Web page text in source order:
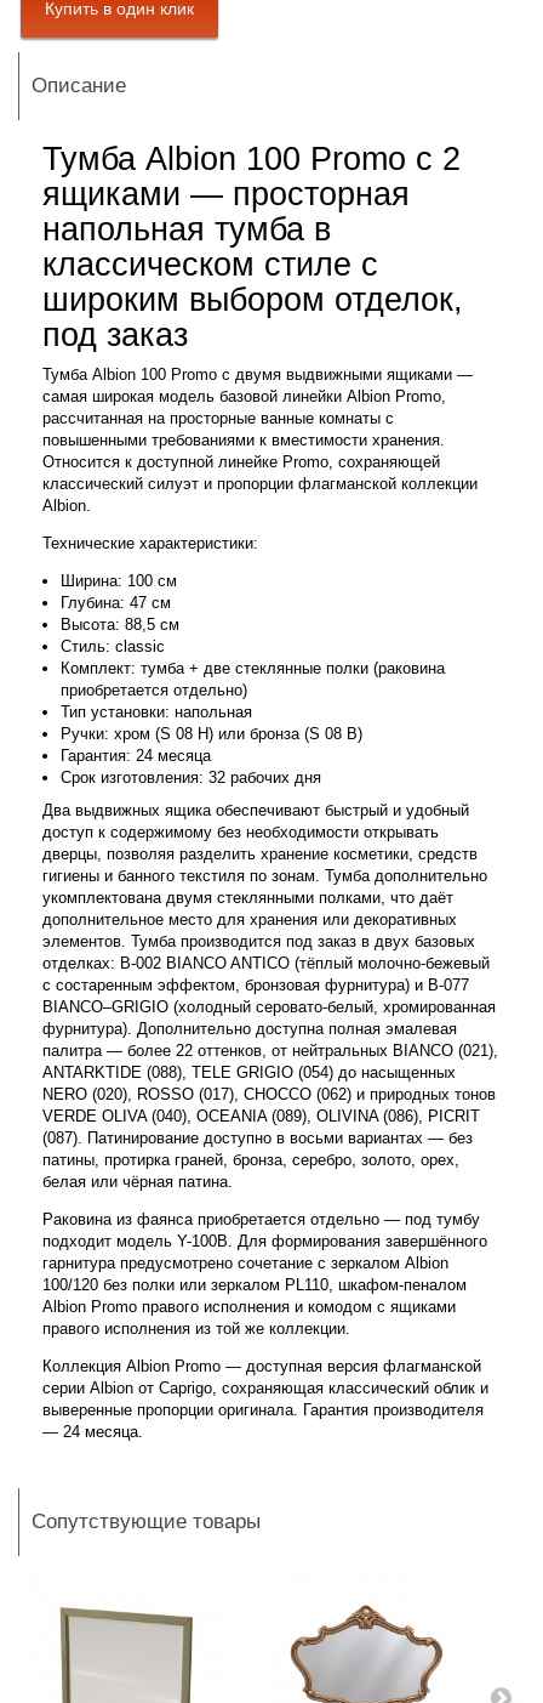
Описание
Тумба Albion 100 Promo с 2
ящиками — просторная
напольная тумба в
классическом стиле с
широким выбором отделок,
под заказ
Тумба Albion 100 Promo с двумя выдвижными ящиками —
самая широкая модель базовой линейки Albion Promo,
рассчитанная на просторные ванные комнаты с
повышенными требованиями к вместимости хранения.
Относится к доступной линейке Promo, сохраняющей
классический силуэт и пропорции флагманской коллекции
Albion.
Технические характеристики:
Ширина: 100 см
Глубина: 47 см
Высота: 88,5 см
Стиль: classic
Комплект: тумба + две стеклянные полки (раковина
приобретается отдельно)
Тип установки: напольная
Ручки: хром (S 08 H) или бронза (S 08 B)
Гарантия: 24 месяца
Срок изготовления: 32 рабочих дня
Два выдвижных ящика обеспечивают быстрый и удобный
доступ к содержимому без необходимости открывать
дверцы, позволяя разделить хранение косметики, средств
гигиены и банного текстиля по зонам. Тумба дополнительно
укомплектована двумя стеклянными полками, что даёт
дополнительное место для хранения или декоративных
элементов. Тумба производится под заказ в двух базовых
отделках: B-002 BIANCO ANTICO (тёплый молочно-бежевый
с состаренным эффектом, бронзовая фурнитура) и B-077
BIANCO–GRIGIO (холодный серовато-белый, хромированная
фурнитура). Дополнительно доступна полная эмалевая
палитра — более 22 оттенков, от нейтральных BIANCO (021),
ANTARKTIDE (088), TELE GRIGIO (054) до насыщенных
NERO (020), ROSSO (017), CHOCCO (062) и природных тонов
VERDE OLIVA (040), OCEANIA (089), OLIVINA (086), PICRIT
(087). Патинирование доступно в восьми вариантах — без
патины, протирка граней, бронза, серебро, золото, орех,
белая или чёрная патина.
Раковина из фаянса приобретается отдельно — под тумбу
подходит модель Y-100B. Для формирования завершённого
гарнитура предусмотрено сочетание с зеркалом Albion
100/120 без полки или зеркалом PL110, шкафом-пеналом
Albion Promo правого исполнения и комодом с ящиками
правого исполнения из той же коллекции.
Коллекция Albion Promo — доступная версия флагманской
серии Albion от Caprigo, сохраняющая классический облик и
выверенные пропорции оригинала. Гарантия производителя
— 24 месяца.
Сопутствующие товары